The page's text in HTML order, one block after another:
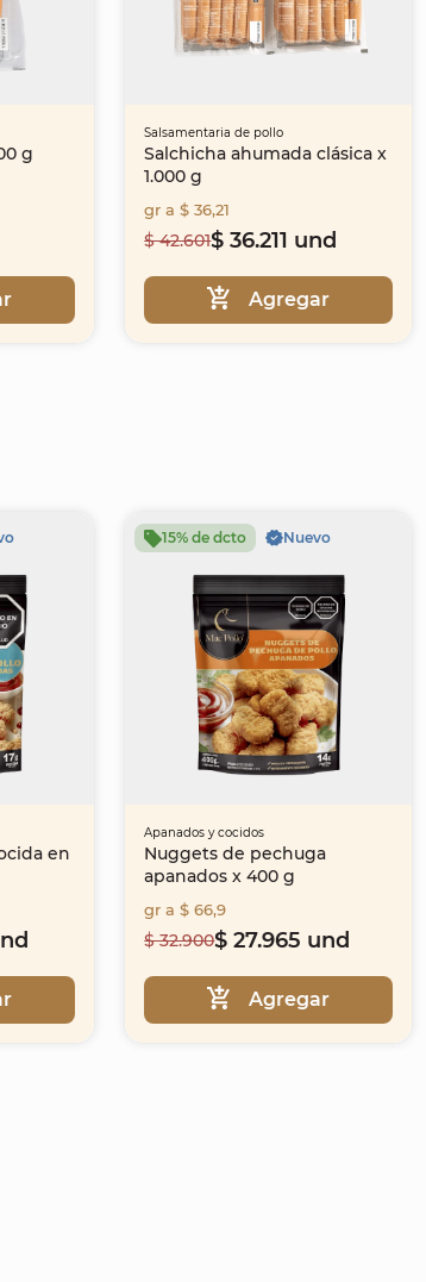
g
Salsamentaria de pollo
Salchicha ahumada clásica x
1.000 g
gr a $ 36,21
$ 42.601$ 36.211 und
Agregar
en
15% de dcto Nuevo
Apanados y cocidos
Nuggets de pechuga
apanados x 400 g
gr a $ 66,9
$ 32.900$ 27.965 und
Agregar